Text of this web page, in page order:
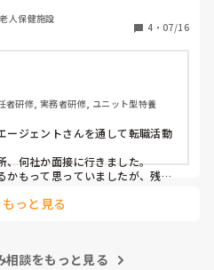
凄く良い人材ではないかと自負
しっかり受け答え出来たと思
どね！
て少し思ってた部分はあるけれ
ったのかなぁ
る人材では無かったんだろうけ
人保健施設
4 ・ 07/16
者研修, 実務者研修, ユニット型特養
ージェントさんを通して転職活動
、何社か面接に行きました。
かもって思っていましたが、残念
接の日程待ちをしていたら、私
て…
っと見る
相談をもっと見る